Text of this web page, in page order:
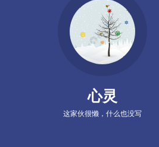
心灵
这家伙很懒，什么也没写